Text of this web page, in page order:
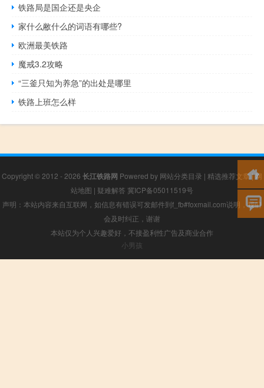
铁路局是国企还是央企
家什么敝什么的词语有哪些?
欧洲最美铁路
魔戒3.2攻略
“三釜只知为养急”的出处是哪里
铁路上班怎么样
Copyright © 2012 - 2026 长江铁路网 Powered by 网站分类目录 | 精选推荐文章|网
站地图 | 疑难解答 冀ICP备05011519号
声明：本站内容来自互联网，如信息有错误可发邮件到f_fb#foxmail.com说明，我们
会及时纠正，谢谢
本站仅为个人兴趣爱好，不接盈利性广告及商业合作
小男孩